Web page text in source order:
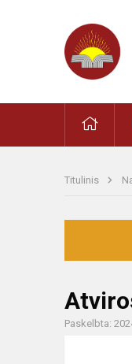
Titulinis
Paskelbta: